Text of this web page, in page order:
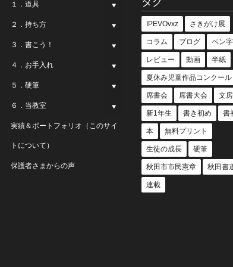
１．道具
２．持ち方
３．書こう！
４．お手入れ
５．硬筆
６．当教室
実績＆ポートフォリオ（このサイ
トについて）
保護者さまからの声
IPEVOvxz さきがけ展
コラム ブログ ペン字
レビュー 動画 半紙
夏休み児童作品コンクール
席書会 席書大会 文
新1年生 書き初め 書
本 無料プリント
生徒の成長 硬筆
秋田市市民憲章 秋田書
連載